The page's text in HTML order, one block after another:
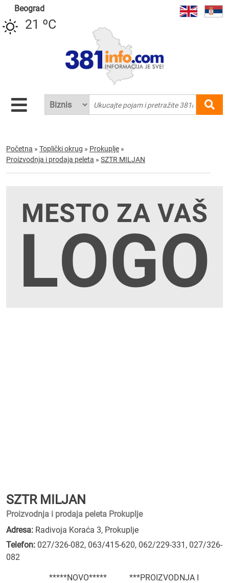
Beograd
21 ºC
Početna » Toplički okrug » Prokuplje »
Proizvodnja i prodaja peleta » SZTR MILJAN
SZTR MILJAN
Proizvodnja i prodaja peleta Prokuplje
Adresa: Radivoja Koraća 3, Prokuplje
Telefon: 027/326-082, 063/415-620, 062/229-331 , 027/326-
082
*****NOVO***** ***PROIZVODNJA I